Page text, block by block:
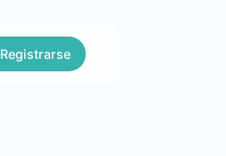
Registrarse